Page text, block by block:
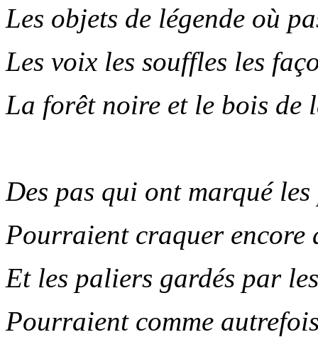
Les objets de légende où
Les voix les souffles les
La forêt noire et le bois de
Des pas qui ont marqué
Pourraient craquer encore
Et les paliers gardés par
Pourraient comme